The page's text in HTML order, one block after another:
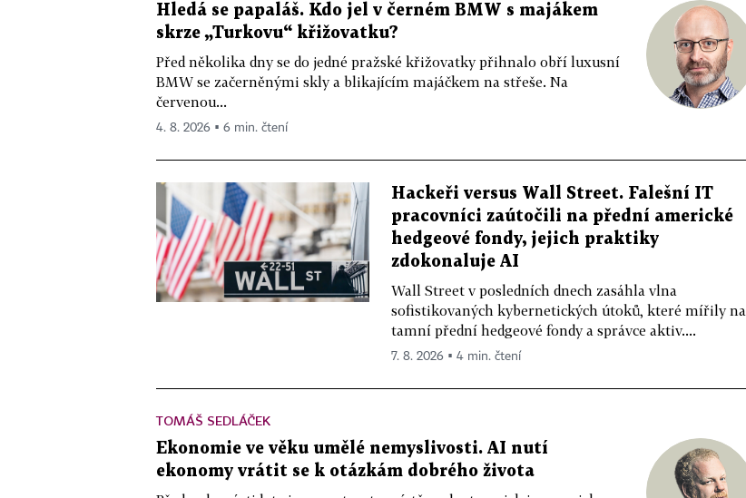
Hledá se papaláš. Kdo jel v černém BMW s majákem
skrze „Turkovu“ křižovatku?
Před několika dny se do jedné pražské křižovatky přihnalo obří luxusní
BMW se začerněnými skly a blikajícím majáčkem na střeše. Na
červenou...
4. 8. 2026 ▪ 6 min. čtení
Hackeři versus Wall Street. Falešní IT
pracovníci zaútočili na přední americké
hedgeové fondy, jejich praktiky
zdokonaluje AI
Wall Street v posledních dnech zasáhla vlna
sofistikovaných kybernetických útoků, které mířily na
tamní přední hedgeové fondy a správce aktiv....
7. 8. 2026 ▪ 4 min. čtení
TOMÁŠ SEDLÁČEK
Ekonomie ve věku umělé nemyslivosti. AI nutí
ekonomy vrátit se k otázkám dobrého života